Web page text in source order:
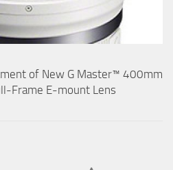
of New G Master™ 400mm
Frame E-mount Lens